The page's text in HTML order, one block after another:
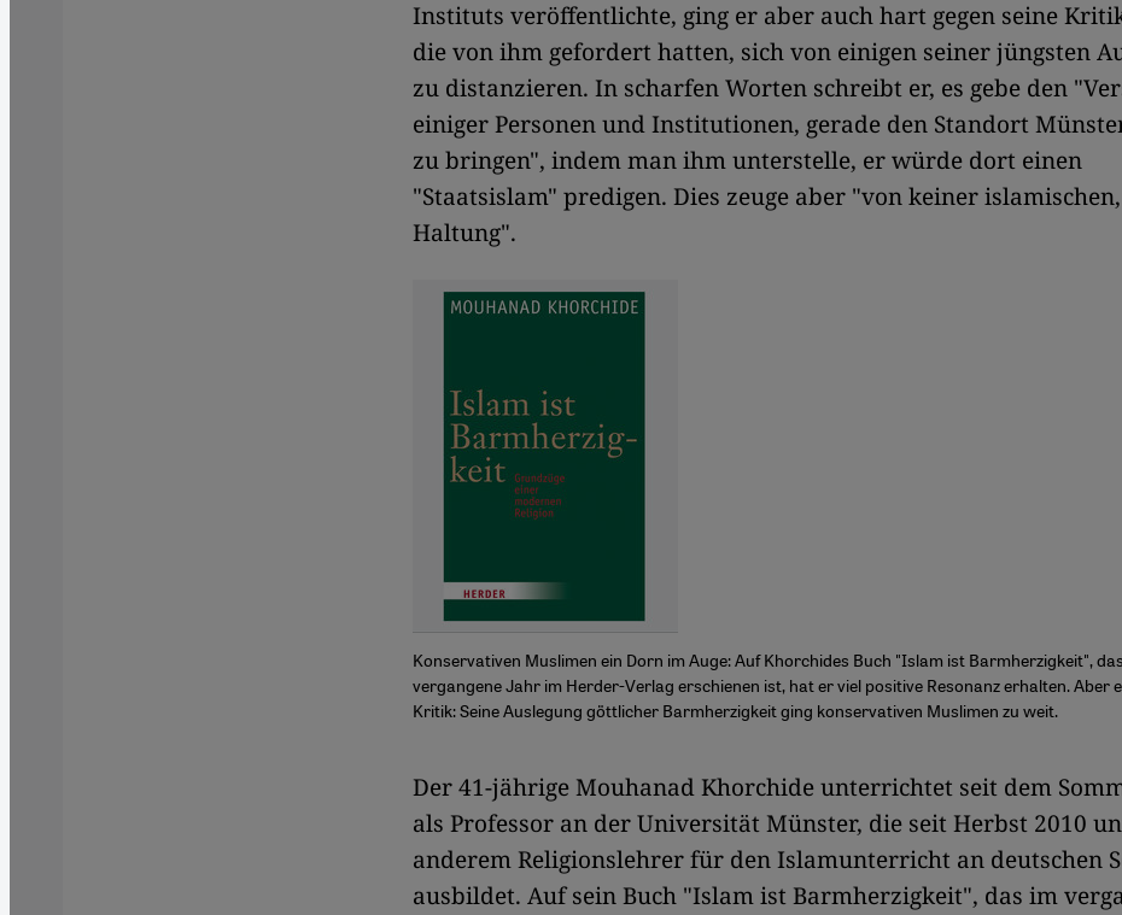
Instituts veröffentlichte, ging er aber auch hart gegen seine
die von ihm gefordert hatten, sich von einigen seiner jüngsten
zu distanzieren. In scharfen Worten schreibt er, es gebe den
einiger Personen und Institutionen, gerade den Standort
zu bringen", indem man ihm unterstelle, er würde dort einen
"Staatsislam" predigen. Dies zeuge aber "von keiner
Haltung".
Konservativen Muslimen ein Dorn im Auge: Auf Khorchides Buch "Islam ist Barmherzigkeit",
vergangene Jahr im Herder-Verlag erschienen ist, hat er viel positive Resonanz erhalten. Aber
Kritik: Seine Auslegung göttlicher Barmherzigkeit ging konservativen Muslimen zu weit.
​​Der 41-jährige Mouhanad Khorchide unterrichtet seit dem
als Professor an der Universität Münster, die seit Herbst 2010
anderem Religionslehrer für den Islamunterricht an deutschen
ausbildet. Auf sein Buch "Islam ist Barmherzigkeit", das im